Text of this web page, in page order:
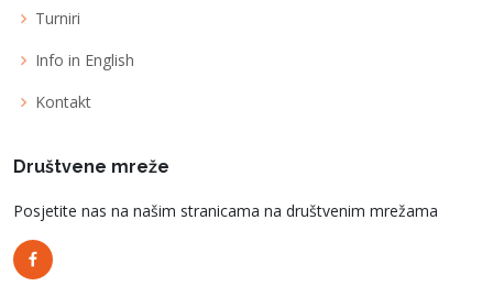
Turniri
Info in English
Kontakt
Društvene mreže
Posjetite nas na našim stranicama na društvenim mrežama